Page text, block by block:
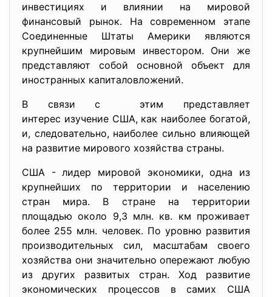
инвестициях и влиянии на мировой
финансовый рынок. На современном этапе
Соединенные Штаты Америки являются
крупнейшим мировым инвестором. Они же
представляют собой основной объект для
иностранных капиталовложений.
В связи с этим представляет
интерес изучение США, как наиболее богатой,
и, следовательно, наиболее сильно влияющей
на развитие мирового хозяйства страны.
США - лидер мировой экономики, одна из
крупнейших по территории и населению
стран мира. В стране на территории
площадью около 9,3 млн. кв. км проживает
более 255 млн. человек. По уровню развития
производительных сил, масштабам своего
хозяйства они значительно опережают любую
из других развитых стран. Ход развитие
экономических процессов в самих США